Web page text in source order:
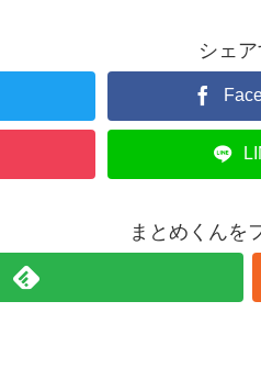
シェ
まとめくんを